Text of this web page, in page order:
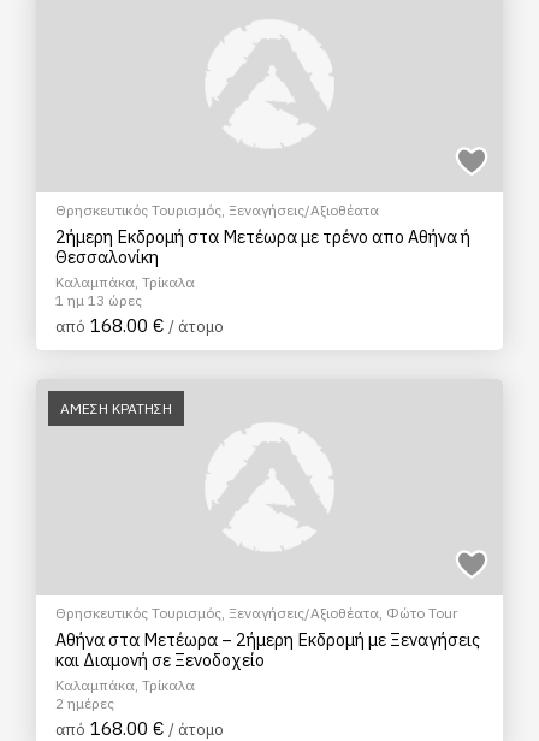
Θρησκευτικός Τουρισμός, Ξεναγήσεις/Αξιοθέατα
2ήμερη Εκδρομή στα Μετέωρα με τρένο απο Αθήνα ή
Θεσσαλονίκη
Καλαμπάκα, Τρίκαλα
1 ημ 13 ώρες
από 168.00 € / άτομο
ΑΜΕΣΗ ΚΡΑΤΗΣΗ
Θρησκευτικός Τουρισμός, Ξεναγήσεις/Αξιοθέατα, Φώτο Tour
Αθήνα στα Μετέωρα – 2ήμερη Εκδρομή με Ξεναγήσεις
και Διαμονή σε Ξενοδοχείο
Καλαμπάκα, Τρίκαλα
2 ημέρες
από 168.00 € / άτομο